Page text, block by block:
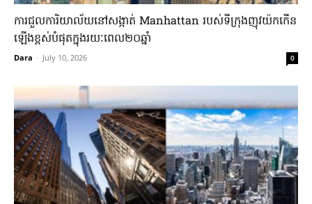
ការជួល​ការិយាល័យ​នៅ​សង្កាត់ ​Manhattan រ​បស់​ទីក្រុងញុវយ៉ក​កើន​
ឡើង​ខ្ពស់​បំផុត​ក្នុង​រយៈ​ពេល​២០​ឆ្នាំ​
Dara - July 10, 2026 0